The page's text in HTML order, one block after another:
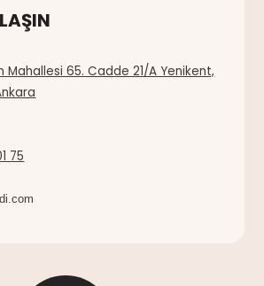
Mahallesi 65. Cadde 21/A Yenikent,
75